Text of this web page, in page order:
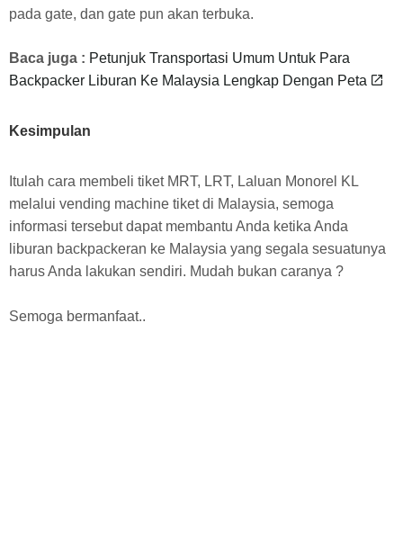
pada gate, dan gate pun akan terbuka.
Baca juga : Petunjuk Transportasi Umum Untuk Para
Backpacker Liburan Ke Malaysia Lengkap Dengan Peta
Kesimpulan
Itulah cara membeli tiket MRT, LRT, Laluan Monorel KL
melalui vending machine tiket di Malaysia, semoga
informasi tersebut dapat membantu Anda ketika Anda
liburan backpackeran ke Malaysia yang segala sesuatunya
harus Anda lakukan sendiri. Mudah bukan caranya ?
Semoga bermanfaat..